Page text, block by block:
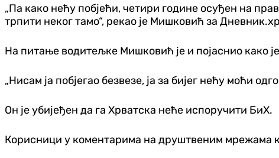
„Па како нећу побјећи, четири године осуђен на
трпити неког тамо“, рекао је Мишковић за
На питање водитељке Мишковић је и појаснио како
„Нисам ја побјегао безвезе, ја за бијег нећу моћи
Он је убијеђен да га Хрватска неће испоручити БиХ.
Корисници у коментарима на друштвеним мрежама